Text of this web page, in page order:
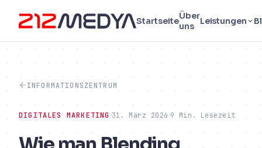
StartseiteÜber
uns
Leistungen
INFORMATIONSZENTRUM
DIGITALES MARKETING 31. März 2026 9 Min. Lesezeit